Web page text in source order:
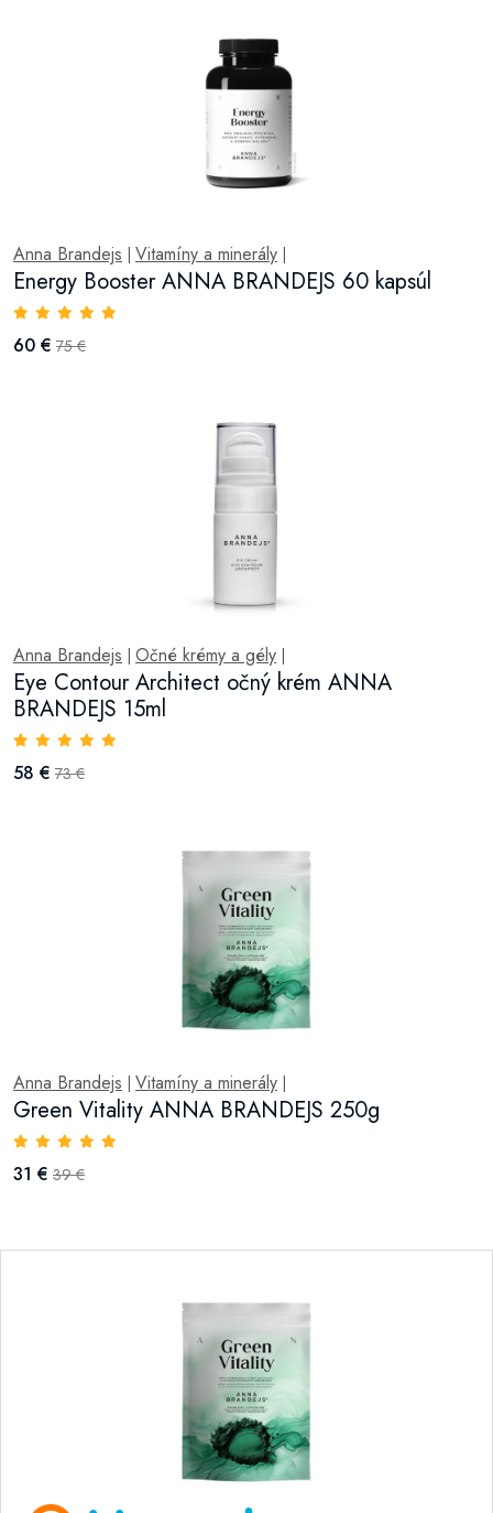
Anna Brandejs Vitamíny a minerály
Energy Booster ANNA BRANDEJS 60 kapsúl
60 € 75 €
Anna Brandejs Očné krémy a gély
Eye Contour Architect očný krém ANNA
BRANDEJS 15ml
58 € 73 €
Anna Brandejs Vitamíny a minerály
Green Vitality ANNA BRANDEJS 250g
31 € 39 €